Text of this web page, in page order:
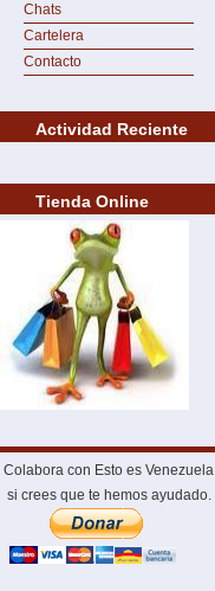
Chats
Cartelera
Contacto
Actividad Reciente
Tienda Online
Colabora con Esto es Venezuela
si crees que te hemos ayudado.